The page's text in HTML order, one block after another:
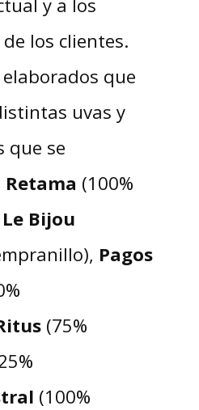
y a los
los clientes.
que
uvas y
que se
Retama (100%
Le Bijou
Pagos
(75%
(100%